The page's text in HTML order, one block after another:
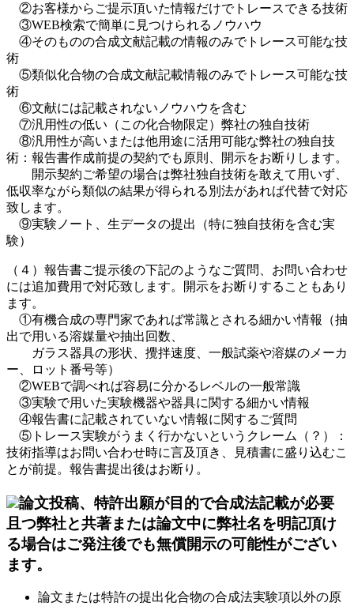
②お客様からご提示頂いた情報だけでトレースできる技術
③WEB検索で簡単に見つけられるノウハウ
④そのものの合成文献記載の情報のみでトレース可能な技
術
⑤類似化合物の合成文献記載情報のみでトレース可能な技
術
⑥文献には記載されないノウハウを含む
⑦汎用性の低い（この化合物限定）弊社の独自技術
⑧汎用性が高いまたは他用途に活用可能な弊社の独自技
術：報告書作成前提の契約でも原則、開示をお断りします。
開示契約ご希望の場合は弊社独自技術を敢えて用いず、
低収率ながら類似の結果が得られる別法があれば代替で対応
致します。
⑨実験ノート、生データの提出（特に独自技術を含む実
験）
（４）報告書ご提示後の下記のようなご質問、お問い合わせ
には追加費用で対応致します。開示をお断りすることもあり
ます。
①有機合成の専門家であれば常識とされる細かい情報（抽
出で用いる溶媒量や抽出回数、
ガラス器具の形状、攪拌速度、一般試薬や溶媒のメーカ
ー、ロット番号等）
②WEBで調べれば容易に分かるレベルの一般常識
③実験で用いた実験機器や器具に関する細かい情報
④報告書に記載されていない情報に関するご質問
⑤トレース実験がうまく行かないというクレーム（？）：
技術指導はお問い合わせ時に言及頂き、見積書に盛り込むこ
とが前提。報告書提出後はお断り。
論文投稿、特許出願が目的で合成法記載が必要
且つ弊社と共著または論文中に弊社名を明記頂け
る場合はご発注後でも無償開示の可能性がござい
ます。
論文または特許の提出化合物の合成法実験項以外の原